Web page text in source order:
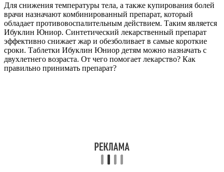
Для снижения температуры тела, а также купирования болей
врачи назначают комбинированный препарат, который
обладает противовоспалительным действием. Таким является
Ибуклин Юниор. Синтетический лекарственный препарат
эффективно снижает жар и обезболивает в самые короткие
сроки. Таблетки Ибуклин Юниор детям можно назначать с
двухлетнего возраста. От чего помогает лекарство? Как
правильно принимать препарат?